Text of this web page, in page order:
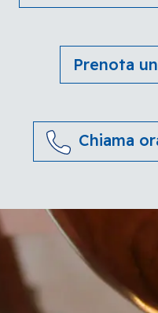
Prenota
Chiama